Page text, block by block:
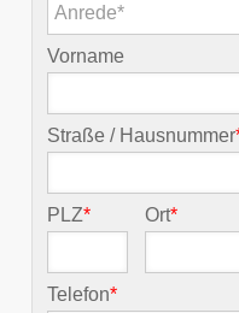
Anrede*
Vorname
Straße / Hausnummer
PLZ* Ort*
Telefon*